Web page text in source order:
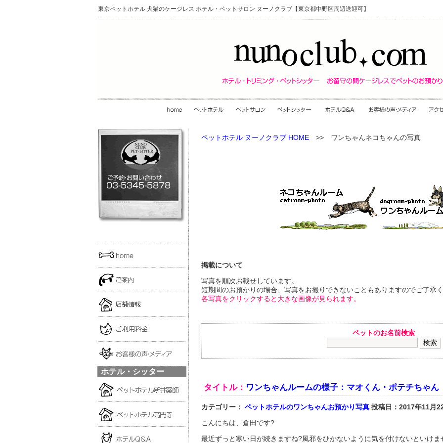
東京ペットホテル 犬猫のケージレス ホテル・ペットサロン ヌーノクラブ【東京都中野区周辺送迎可】
ホテル・シッター
ペットホテル ヌーノクラブ HOME >> ワンちゃんネコちゃんの写真
掲載について
写真を順次お載せしています。
短期間のお預かりの場合、写真をお撮りできないこともありますのでご了承く
各写真をクリックすると大きな画像が見られます。
ペットのお名前検索
タイトル： ワンちゃんルームの様子：マオくん・ポテチちゃん
カテゴリー： ペットホテルのワンちゃんお預かり写真 投稿日：2017年11月
こんにちは、倉田です?
最近ずっと寒い日が続きますね?風邪をひかないように気を付けないといけま